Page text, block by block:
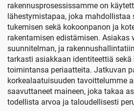
rakennusprosessissamme on
lähestymistapaa, joka mahdollistaa
tukemisen sekä kokoonpanon ja
rakentamisen edistämisen. Asiakas
suunnitelman, ja
tarkasti asiakkaan identiteettiä sekä
toimintansa periaatteita. Jatkuvan
korkealaatuisuuden tavoittelumme
saavuttaneet maineen, joka takaa
todellista arvoa ja taloudellisesti